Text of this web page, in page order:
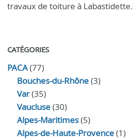
travaux de toiture à Labastidette.
CATÉGORIES
PACA(77)
Bouches-du-Rhône(3)
Var(35)
Vaucluse(30)
Alpes-Maritimes(5)
Alpes-de-Haute-Provence(1)